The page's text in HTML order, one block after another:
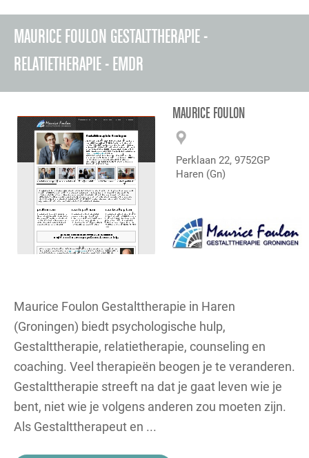
MAURICE FOULON GESTALTTHERAPIE -
RELATIETHERAPIE - EMDR
MAURICE FOULON
Perklaan 22, 9752GP
Haren (Gn)
Maurice Foulon Gestalttherapie in Haren
(Groningen) biedt psychologische hulp,
Gestalttherapie, relatietherapie, counseling en
coaching. Veel therapieën beogen je te veranderen.
Gestalttherapie streeft na dat je gaat leven wie je
bent, niet wie je volgens anderen zou moeten zijn.
Als Gestalttherapeut en ...